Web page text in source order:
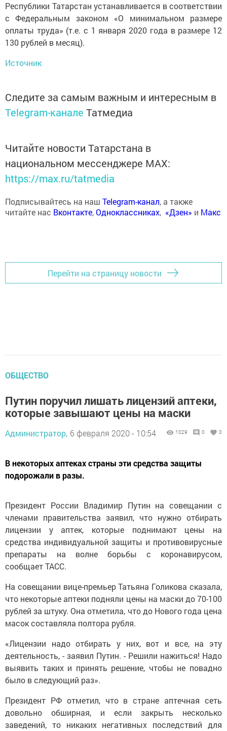
Республики Татарстан устанавливается в соответствии
с Федеральным законом «О минимальном размере
оплаты труда» (т.е. с 1 января 2020 года в размере 12
130 рублей в месяц).
Источник
Следите за самым важным и интересным в
Telegram-канале Татмедиа
Читайте новости Татарстана в
национальном мессенджере MАХ:
https://max.ru/tatmedia
Подписывайтесь на наш Telegram-канал, а также
читайте нас Вконтакте,Одноклассниках, «Дзен» и Макс
Перейти на страницу новости
ОБЩЕСТВО
Путин поручил лишать лицензий аптеки,
которые завышают цены на маски
Администратор, 6 февраля 2020 - 10:54 1029 0 0
В некоторых аптеках страны эти средства защиты
подорожали в разы.
Президент России Владимир Путин на совещании с
членами правительства заявил, что нужно отбирать
лицензии у аптек, которые поднимают цены на
средства индивидуальной защиты и противовирусные
препараты на волне борьбы с коронавирусом,
сообщает ТАСС.
На совещании вице-премьер Татьяна Голикова сказала,
что некоторые аптеки подняли цены на маски до 70-100
рублей за штуку. Она отметила, что до Нового года цена
масок составляла полтора рубля.
«Лицензии надо отбирать у них, вот и все, на эту
деятельность, - заявил Путин. - Решили нажиться! Надо
выявить таких и принять решение, чтобы не повадно
было в следующий раз».
Президент РФ отметил, что в стране аптечная сеть
довольно обширная, и если закрыть несколько
заведений, то никаких негативных последствий для